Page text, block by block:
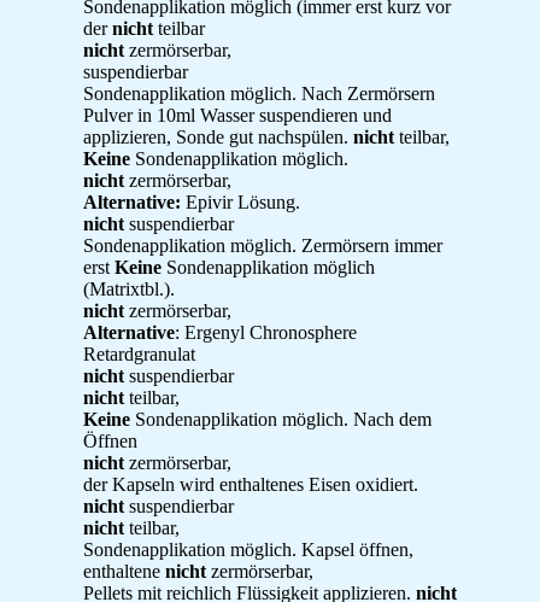
Sondenapplikation möglich (immer erst kurz vor
dernicht teilbar
nicht zermörserbar,
suspendierbar
Sondenapplikation möglich. Nach Zermörsern
Pulver in 10ml Wasser suspendieren und
applizieren, Sonde gut nachspülen. nicht teilbar,
Keine Sondenapplikation möglich.
nicht zermörserbar,
Alternative: Epivir Lösung.
nicht suspendierbar
Sondenapplikation möglich. Zermörsern immer
erst Keine Sondenapplikation möglich
(Matrixtbl.).
nicht zermörserbar,
Alternative: Ergenyl Chronosphere
Retardgranulat
nicht suspendierbar
nicht teilbar,
Keine Sondenapplikation möglich. Nach dem
Öffnen
nicht zermörserbar,
der Kapseln wird enthaltenes Eisen oxidiert.
nicht suspendierbar
nicht teilbar,
Sondenapplikation möglich. Kapsel öffnen,
enthaltene nicht zermörserbar,
Pellets mit reichlich Flüssigkeit applizieren. nicht